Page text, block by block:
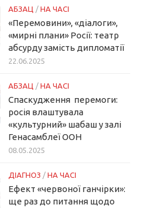
АБЗАЦ / НА ЧАСІ
«Перемовини», «діалоги»,
«мирні плани» Росії: театр
абсурду замість дипломатії
22.06.2025
АБЗАЦ / НА ЧАСІ
Спаскудження перемоги:
росія влаштувала
«культурний» шабаш у залі
Генасамблеї ООН
08.05.2025
ДІАГНОЗ / НА ЧАСІ
Ефект «червоної ганчірки»:
ще раз до питання щодо